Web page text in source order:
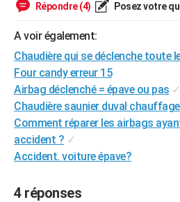
GUIDES D'ACHAT
BONS PLANS
CARTE DE VOEUX
Carte de Noël
Carte Bonne année
Carte Saint-Valentin
Carte Pâques
Carte d'anniversaire
DICTIONNAIRE
Dictionnaire
Biographies
Citations
Expressions
Proverbes
PROGRAMME TV
COPAINS D'AVANT
AVIS DE DÉCÈS
Répondre (4) Posez votre
A voir également:
Chaudière qui se déclenche toute
Four candy erreur 15
Airbag déclenché = épave ou pas ✓
Chaudière saunier duval
Comment réparer les airbags
accident ? ✓
Accident. voiture épave?
4 réponses